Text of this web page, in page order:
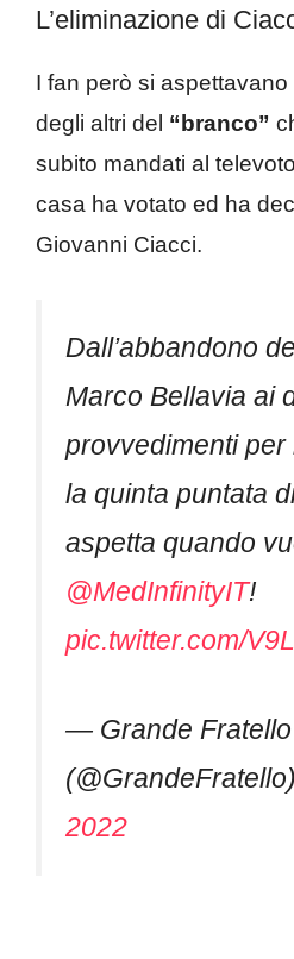
L’eliminazione di
I fan però si aspettavano
degli altri del “branco”
subito mandati al
casa ha votato ed ha
Giovanni Ciacci.
Dall’abbandono
Marco Bellavia ai
provvedimenti
la quinta puntata
aspetta quando
@MedInfinityIT!
pic.twitter.com/
— Grande Fratello
(@GrandeFratello)
2022